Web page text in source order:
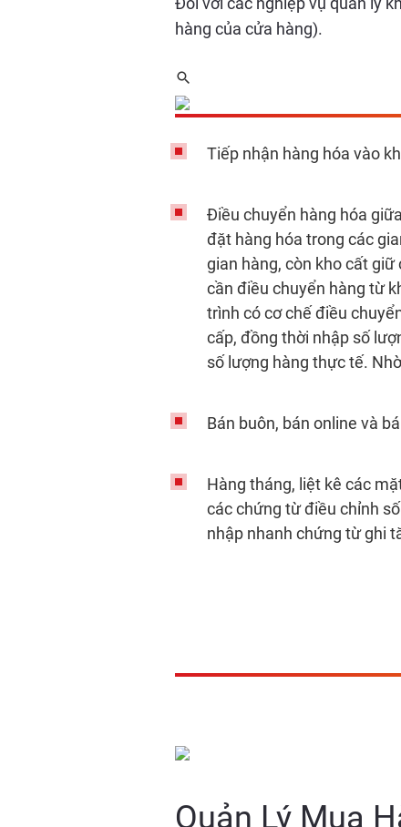
hàng của cửa hàng).
Tiếp nhận hàng hóa vào
Điều chuyển hàng hóa
đặt hàng hóa trong các
gian hàng, còn kho cất
cần điều chuyển hàng từ
trình có cơ chế điều
cấp, đồng thời nhập số
số lượng hàng thực tế.
Bán buôn, bán online và
Hàng tháng, liệt kê các
các chứng từ điều chỉnh
nhập nhanh chứng từ ghi
Quản Lý Mua